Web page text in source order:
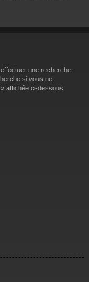
une recherche.
si vous ne
affichée ci-dessous.